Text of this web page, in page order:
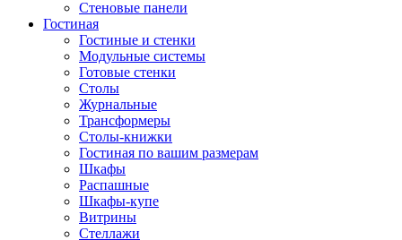
Стеновые панели
Гостиная
Гостиные и стенки
Модульные системы
Готовые стенки
Столы
Журнальные
Трансформеры
Столы-книжки
Гостиная по вашим размерам
Шкафы
Распашные
Шкафы-купе
Витрины
Стеллажи